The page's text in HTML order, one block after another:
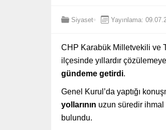
Siyaset Yayınlama:
CHP Karabük Milletvekili ve
ilçesinde yıllardır
gündeme getirdi.
Genel Kurul’da yaptığı
yollarının uzun süredir
bulundu.